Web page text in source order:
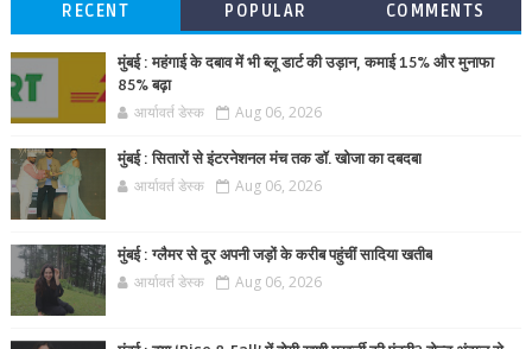
RECENT POPULAR COMMENTS
मुंबई : महंगाई के दबाव में भी ब्लू डार्ट की उड़ान, कमाई 15% और मुनाफा
85% बढ़ा
आर्यावर्त डेस्क Aug 06, 2026
मुंबई : सितारों से इंटरनेशनल मंच तक डॉ. खोजा का दबदबा
आर्यावर्त डेस्क Aug 06, 2026
मुंबई : ग्लैमर से दूर अपनी जड़ों के करीब पहुंचीं सादिया खतीब
आर्यावर्त डेस्क Aug 06, 2026